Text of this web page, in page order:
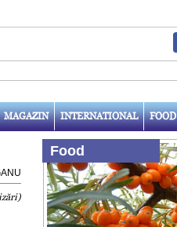
MAGAZIN INTERNATIONAL FOOD
Food